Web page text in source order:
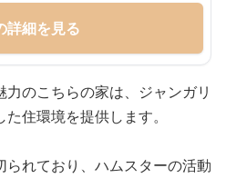
詳細を見る
のこちらの家は、ジャンガリ
住環境を提供します。
れており、ハムスターの活動